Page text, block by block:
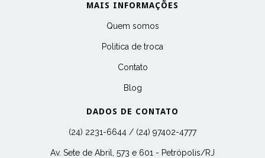
MAIS INFORMAÇÕES
Quem somos
Politica de troca
Contato
Blog
DADOS DE CONTATO
(24) 2231-6644 / (24) 97402-4777
Av. Sete de Abril, 573 e 601 - Petrópolis/RJ